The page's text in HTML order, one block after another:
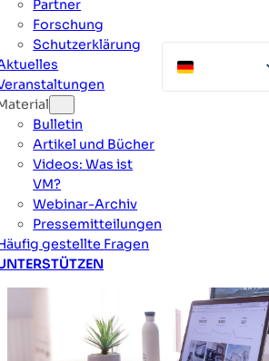
Partner
Forschung
Schutzerklärung
Bulletin
Artikel und Bücher
Videos: Was ist
VM?
Webinar-Archiv
Pressemitteilungen
gestellte Fragen